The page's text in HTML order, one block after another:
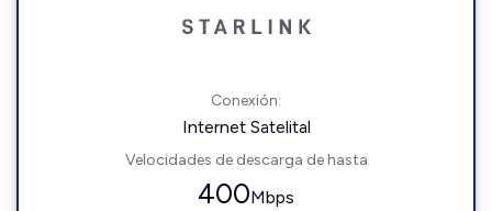
Conexión:
Internet Satelital
Velocidades de descarga de hasta
400Mbps